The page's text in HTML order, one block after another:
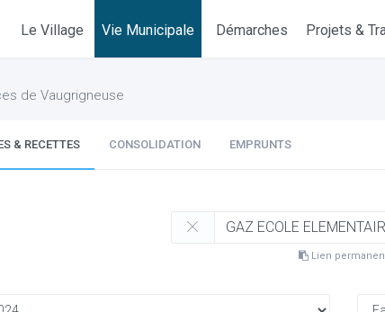
Le Village Vie Municipale Démarches Projets &
de Vaugrigneuse
& RECETTES CONSOLIDATION EMPRUNTS
Lien